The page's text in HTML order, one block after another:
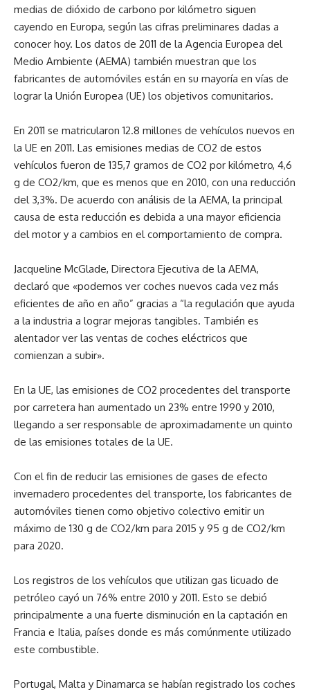
medias de dióxido de carbono por kilómetro siguen
cayendo en Europa, según las cifras preliminares dadas a
conocer hoy. Los datos de 2011 de la Agencia Europea del
Medio Ambiente (AEMA) también muestran que los
fabricantes de automóviles están en su mayoría en vías de
lograr la Unión Europea (UE) los objetivos comunitarios.
En 2011 se matricularon 12.8 millones de vehículos nuevos en
la UE en 2011. Las emisiones medias de CO2 de estos
vehículos fueron de 135,7 gramos de CO2 por kilómetro, 4,6
g de CO2/km, que es menos que en 2010, con una reducción
del 3,3%. De acuerdo con análisis de la AEMA, la principal
causa de esta reducción es debida a una mayor eficiencia
del motor y a cambios en el comportamiento de compra.
Jacqueline McGlade, Directora Ejecutiva de la AEMA,
declaró que «podemos ver coches nuevos cada vez más
eficientes de año en año” gracias a “la regulación que ayuda
a la industria a lograr mejoras tangibles. También es
alentador ver las ventas de coches eléctricos que
comienzan a subir».
En la UE, las emisiones de CO2 procedentes del transporte
por carretera han aumentado un 23% entre 1990 y 2010,
llegando a ser responsable de aproximadamente un quinto
de las emisiones totales de la UE.
Con el fin de reducir las emisiones de gases de efecto
invernadero procedentes del transporte, los fabricantes de
automóviles tienen como objetivo colectivo emitir un
máximo de 130 g de CO2/km para 2015 y 95 g de CO2/km
para 2020.
Los registros de los vehículos que utilizan gas licuado de
petróleo cayó un 76% entre 2010 y 2011. Esto se debió
principalmente a una fuerte disminución en la captación en
Francia e Italia, países donde es más comúnmente utilizado
este combustible.
Portugal, Malta y Dinamarca se habían registrado los coches